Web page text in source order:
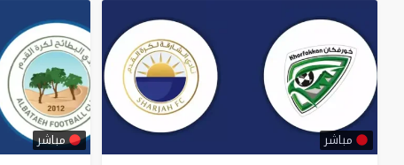
مباشر مباشر